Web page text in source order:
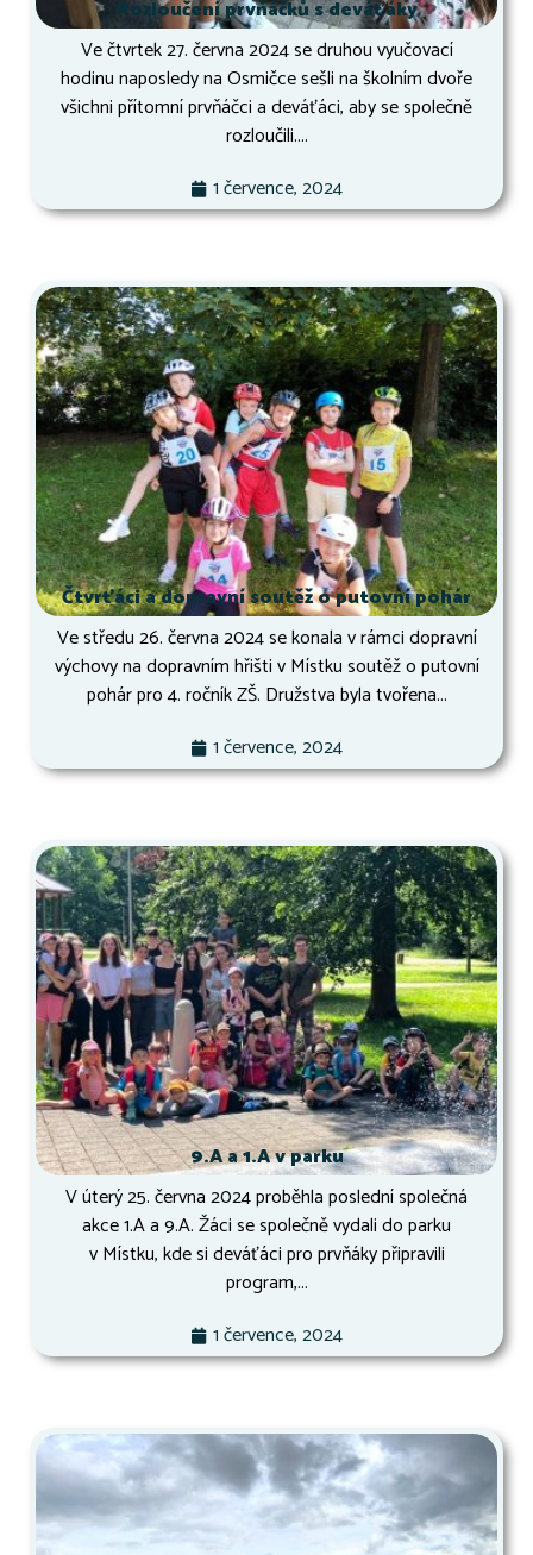
Rozloučení prvňáčků s deváťáky
Ve čtvrtek 27. června 2024 se druhou vyučovací
hodinu naposledy na Osmičce sešli na školním dvoře
všichni přítomní prvňáčci a deváťáci, aby se společně
rozloučili....
1 července, 2024
Čtvrťáci a dopravní soutěž o putovní pohár
Ve středu 26. června 2024 se konala v rámci dopravní
výchovy na dopravním hřišti v Místku soutěž o putovní
pohár pro 4. ročník ZŠ. Družstva byla tvořena...
1 července, 2024
9.A a 1.A v parku
V úterý 25. června 2024 proběhla poslední společná
akce 1.A a 9.A. Žáci se společně vydali do parku
v Místku, kde si deváťáci pro prvňáky připravili
program,...
1 července, 2024